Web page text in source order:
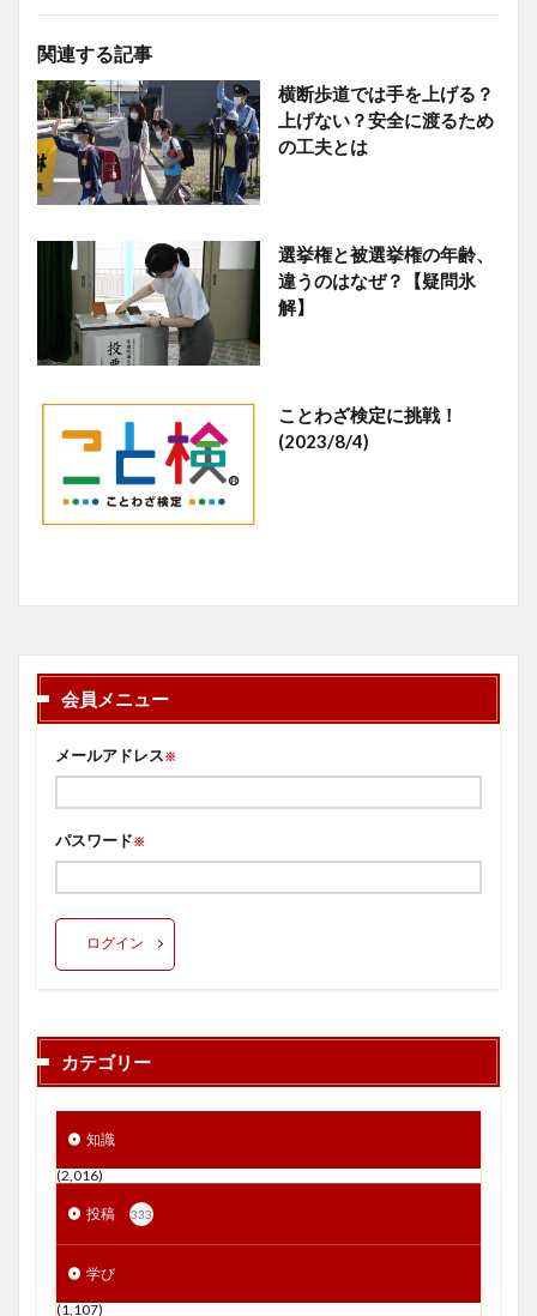
関連する記事
横断歩道では手を上げる？
上げない？安全に渡るため
の工夫とは
選挙権と被選挙権の年齢、
違うのはなぜ？【疑問氷
解】
ことわざ検定に挑戦！
(2023/8/4)
会員メニュー
メールアドレス※
パスワード※
ログイン
カテゴリー
知識
(2,016)
投稿 333
学び
(1,107)